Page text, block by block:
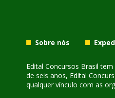
Sobre nós
Edital Concursos Brasil
de seis anos, Edital
qualquer vínculo com as